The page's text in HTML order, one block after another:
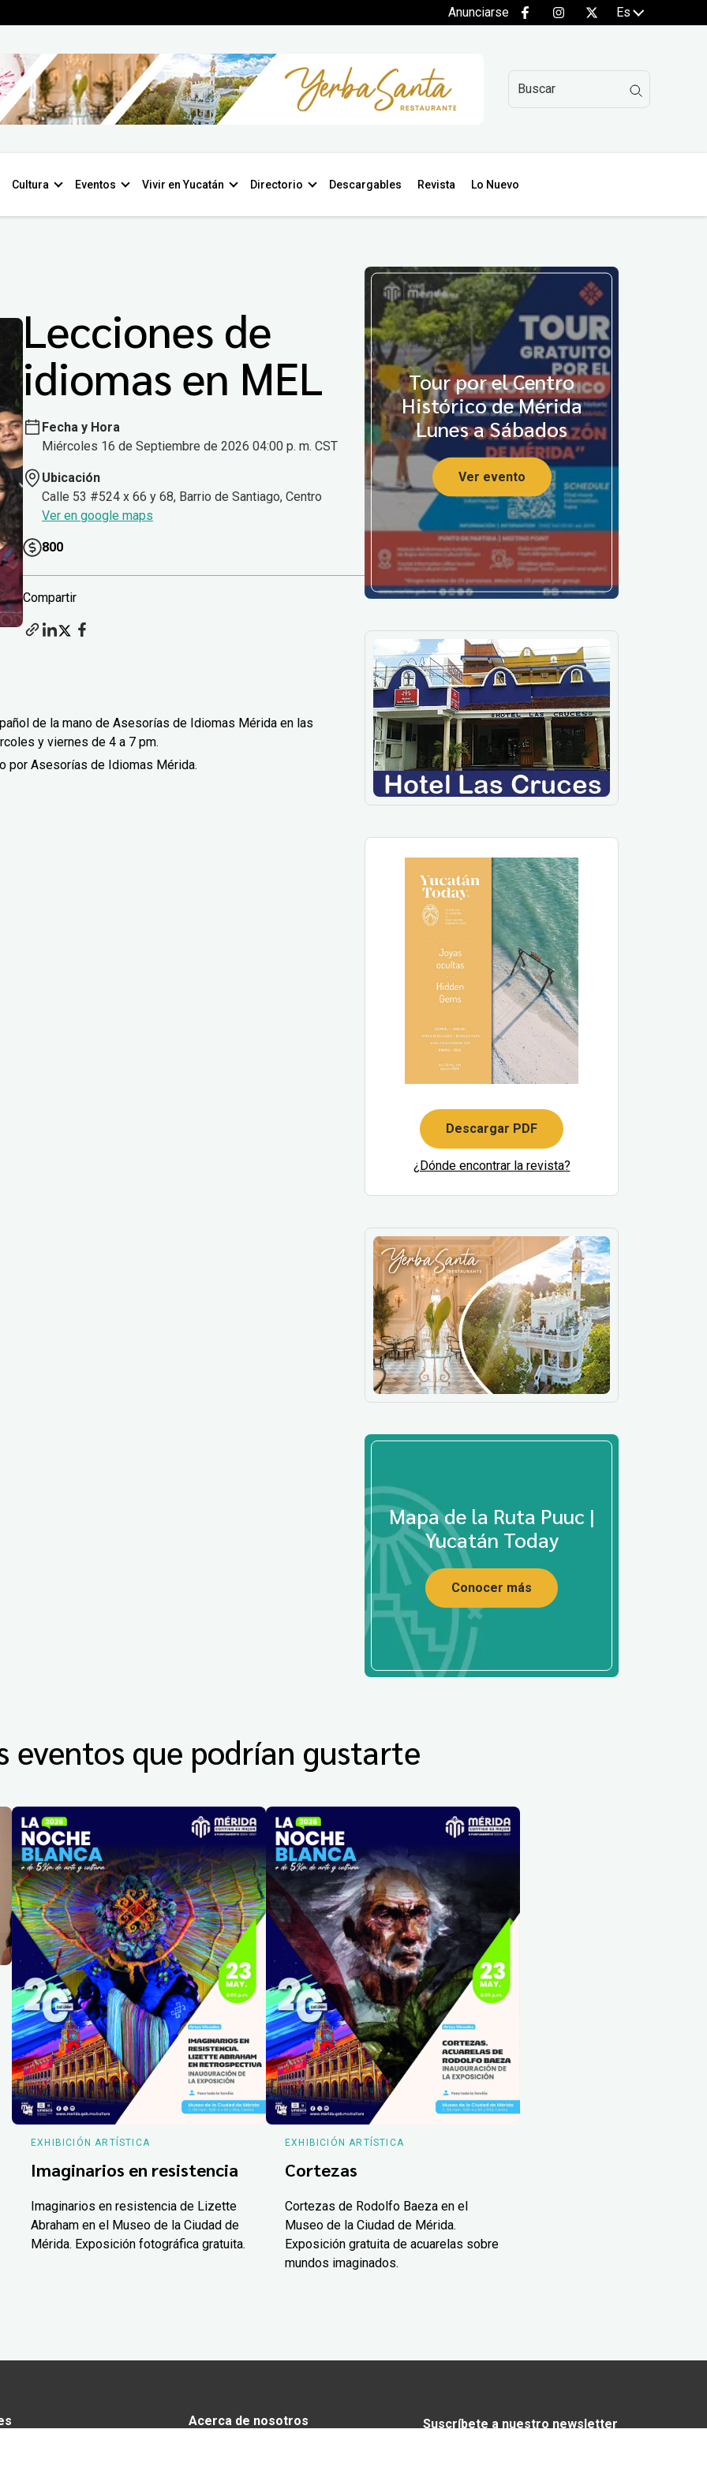
Anunciarse Es
Cultura Eventos Vivir en Yucatán Directorio Descargables Revista Lo Nuevo
Lecciones de
idiomas en MEL
Fecha y Hora
Miércoles 16 de Septiembre de 2026 04:00 p. m. CST
Ubicación
Calle 53 #524 x 66 y 68, Barrio de Santiago, Centro
Ver en google maps
800
Compartir
de la mano de Asesorías de Idiomas Mérida en las
y viernes de 4 a 7 pm.
por Asesorías de Idiomas Mérida.
Tour por el Centro
Histórico de Mérida
Lunes a Sábados
Ver evento
Descargar PDF
¿Dónde encontrar la revista?
Mapa de la Ruta Puuc |
Yucatán Today
Conocer más
eventos que podrían gustarte
EXHIBICIÓN ARTÍSTICA
Imaginarios en resistencia
Imaginarios en resistencia de Lizette
Abraham en el Museo de la Ciudad de
Mérida. Exposición fotográfica gratuita.
EXHIBICIÓN ARTÍSTICA
Cortezas
Cortezas de Rodolfo Baeza en el
Museo de la Ciudad de Mérida.
Exposición gratuita de acuarelas sobre
mundos imaginados.
Acerca de nosotros
Suscríbete a nuestro newsletter